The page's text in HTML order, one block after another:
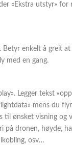
«Ekstra utstyr» for
Betyr enkelt å greit
med en gang.
Legger tekst
mens du
til ønsket visning og
på dronen, høyde,
osv…